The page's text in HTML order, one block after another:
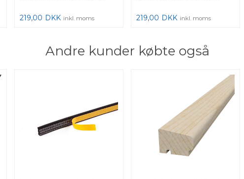
219,00 DKK inkl. moms 219,00 DKK inkl. moms
Andre kunder købte også